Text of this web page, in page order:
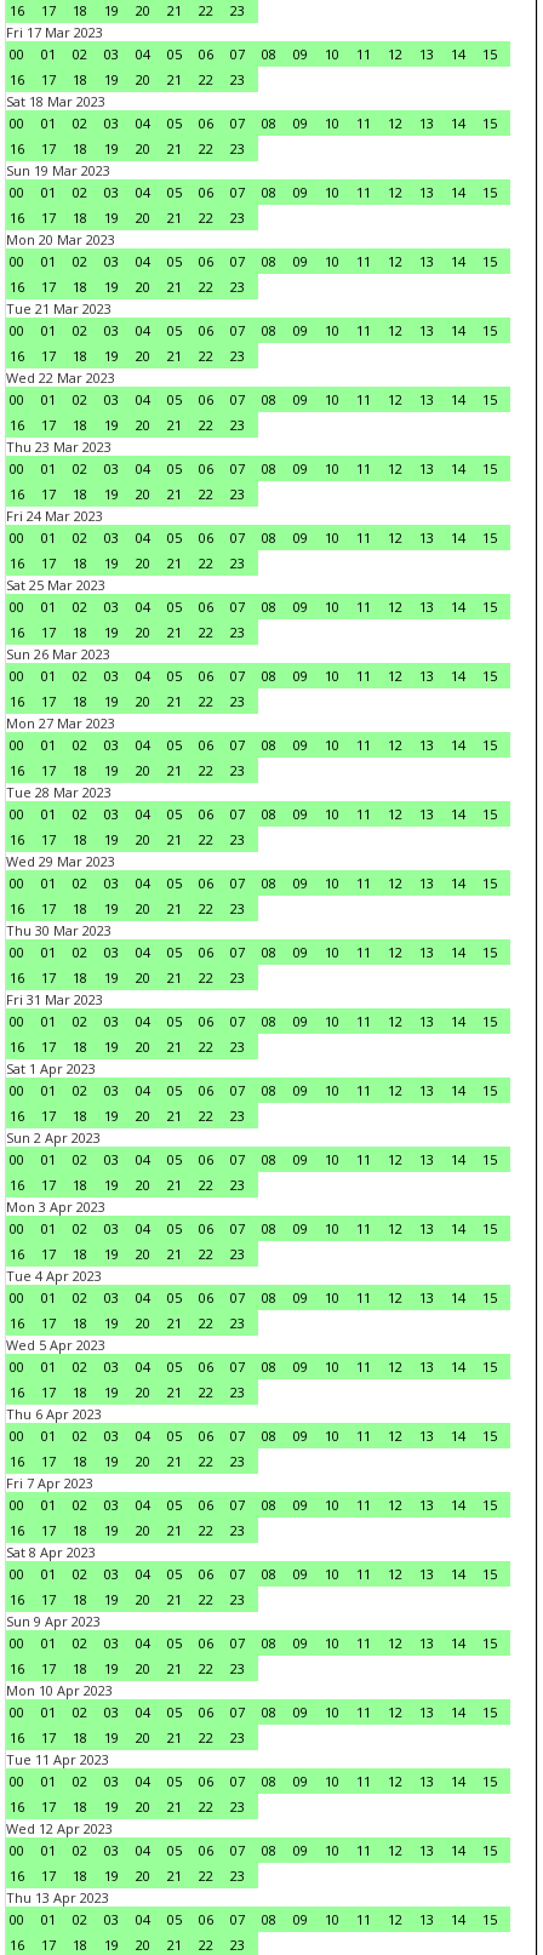
16 17 18 19 20 21 22
23
Fri 17 Mar 2023
00
01 02 03 04 05 06 07 08 09 10 11 12 13 14
15
16
17 18 19 20 21 22
23
Sat 18 Mar 2023
00
01 02 03 04 05 06 07 08 09 10 11 12 13 14
15
16
17 18 19 20 21 22
23
Sun 19 Mar 2023
00
01 02 03 04 05 06 07 08 09 10 11 12 13 14
15
16
17 18 19 20 21 22
23
Mon 20 Mar 2023
00
01 02 03 04 05 06 07 08 09 10 11 12 13 14
15
16
17 18 19 20 21 22
23
Tue 21 Mar 2023
00
01 02 03 04 05 06 07 08 09 10 11 12 13 14
15
16
17 18 19 20 21 22
23
Wed 22 Mar 2023
00
01 02 03 04 05 06 07 08 09 10 11 12 13 14
15
16
17 18 19 20 21 22
23
Thu 23 Mar 2023
00
01 02 03 04 05 06 07 08 09 10 11 12 13 14
15
16
17 18 19 20 21 22
23
Fri 24 Mar 2023
00
01 02 03 04 05 06 07 08 09 10 11 12 13 14
15
16
17 18 19 20 21 22
23
Sat 25 Mar 2023
00
01 02 03 04 05 06 07 08 09 10 11 12 13 14
15
16
17 18 19 20 21 22
23
Sun 26 Mar 2023
00
01 02 03 04 05 06 07 08 09 10 11 12 13 14
15
16
17 18 19 20 21 22
23
Mon 27 Mar 2023
00
01 02 03 04 05 06 07 08 09 10 11 12 13 14
15
16
17 18 19 20 21 22
23
Tue 28 Mar 2023
00
01 02 03 04 05 06 07 08 09 10 11 12 13 14
15
16
17 18 19 20 21 22
23
Wed 29 Mar 2023
00
01 02 03 04 05 06 07 08 09 10 11 12 13 14
15
16
17 18 19 20 21 22
23
Thu 30 Mar 2023
00
01 02 03 04 05 06 07 08 09 10 11 12 13 14
15
16
17 18 19 20 21 22
23
Fri 31 Mar 2023
00
01 02 03 04 05 06 07 08 09 10 11 12 13 14
15
16
17 18 19 20 21 22
23
Sat 1 Apr 2023
00
01 02 03 04 05 06 07 08 09 10 11 12 13 14
15
16
17 18 19 20 21 22
23
Sun 2 Apr 2023
00
01 02 03 04 05 06 07 08 09 10 11 12 13 14
15
16
17 18 19 20 21 22
23
Mon 3 Apr 2023
00
01 02 03 04 05 06 07 08 09 10 11 12 13 14
15
16
17 18 19 20 21 22
23
Tue 4 Apr 2023
00
01 02 03 04 05 06 07 08 09 10 11 12 13 14
15
16
17 18 19 20 21 22
23
Wed 5 Apr 2023
00
01 02 03 04 05 06 07 08 09 10 11 12 13 14
15
16
17 18 19 20 21 22
23
Thu 6 Apr 2023
00
01 02 03 04 05 06 07 08 09 10 11 12 13 14
15
16
17 18 19 20 21 22
23
Fri 7 Apr 2023
00
01 02 03 04 05 06 07 08 09 10 11 12 13 14
15
16
17 18 19 20 21 22
23
Sat 8 Apr 2023
00
01 02 03 04 05 06 07 08 09 10 11 12 13 14
15
16
17 18 19 20 21 22
23
Sun 9 Apr 2023
00
01 02 03 04 05 06 07 08 09 10 11 12 13 14
15
16
17 18 19 20 21 22
23
Mon 10 Apr 2023
00
01 02 03 04 05 06 07 08 09 10 11 12 13 14
15
16
17 18 19 20 21 22
23
Tue 11 Apr 2023
00
01 02 03 04 05 06 07 08 09 10 11 12 13 14
15
16
17 18 19 20 21 22
23
Wed 12 Apr 2023
00
01 02 03 04 05 06 07 08 09 10 11 12 13 14
15
16
17 18 19 20 21 22
23
Thu 13 Apr 2023
00
01 02 03 04 05 06 07 08 09 10 11 12 13 14
15
16
17 18 19 20 21 22
23